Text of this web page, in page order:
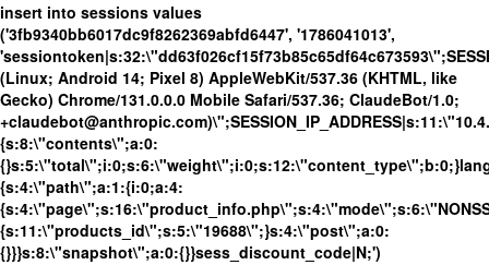
insert into sessions values
('3fb9340bb6017dc9f8262369abfd6447', '1786041013',
(Linux; Android 14; Pixel 8) AppleWebKit/537.36 (KHTML, like
Gecko) Chrome/131.0.0.0 Mobile Safari/537.36; ClaudeBot/1.0;
{s:8:\"contents\";a:0:
{s:4:\"path\";a:1:{i:0;a:4:
{s:11:\"products_id\";s:5:\"19688\";}s:4:\"post\";a:0:
{}}}s:8:\"snapshot\";a:0:{}}sess_discount_code|N;')